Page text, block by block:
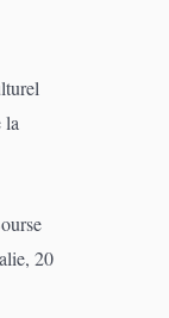
la
20